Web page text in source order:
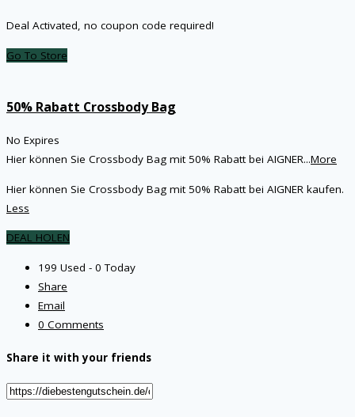
Deal Activated, no coupon code required!
Go To Store
50% Rabatt Crossbody Bag
No Expires
Hier können Sie Crossbody Bag mit 50% Rabatt bei AIGNER...More
Hier können Sie Crossbody Bag mit 50% Rabatt bei AIGNER kaufen.
Less
DEAL HOLEN
199 Used - 0 Today
Share
Email
0 Comments
Share it with your friends